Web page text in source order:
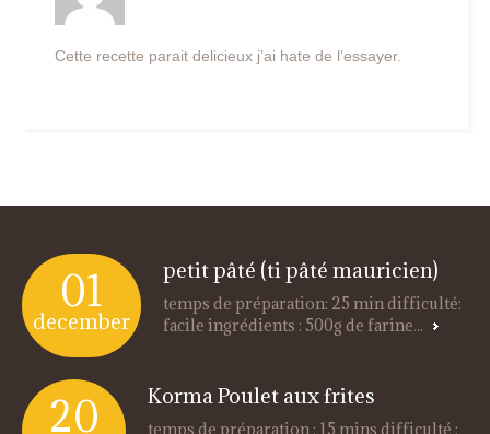
Cette recette parait delicieux j’ai hate de l’essayer.
01
december
petit pâté (ti pâté mauricien)
temps de préparation: 25 min difficulté:
facile ingrédients : 500g de farine...
20 Korma Poulet aux frites
temps de préparation : 15 mins difficulté :